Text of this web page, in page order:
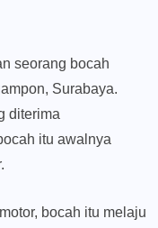
seorang bocah
Surabaya.
diterima
itu awalnya
bocah itu melaju